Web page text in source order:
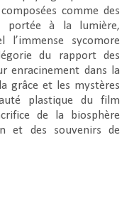
comme des
portée à la lumière,
sycomore
du rapport des
enracinement dans la
grâce et les mystères
plastique du film
de la biosphère
et des souvenirs de